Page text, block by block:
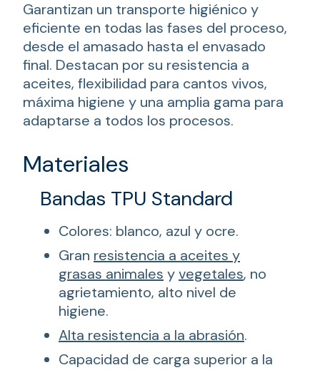
Garantizan un transporte higiénico y
eficiente en todas las fases del proceso,
desde el amasado hasta el envasado
final. Destacan por su resistencia a
aceites, flexibilidad para cantos vivos,
máxima higiene y una amplia gama para
adaptarse a todos los procesos.
Materiales
Bandas TPU Standard
Colores: blanco, azul y ocre.
Gran resistencia a aceites y
grasas animales yvegetales, no
agrietamiento, alto nivel de
higiene.
Alta resistencia a la abrasión.
Capacidad de carga superior a la